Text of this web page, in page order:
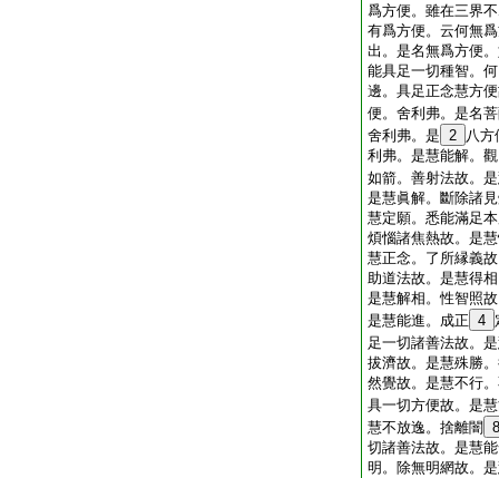
爲方便。雖在三界
有爲方便。云何無
出。是名無爲方便
能具足一切種智。
邊。具足正念慧方
便。舍利弗。是名
舍利弗。是 2 八方
利弗。是慧能解。
如箭。善射法故。
是慧眞解。斷除諸
慧定願。悉能滿足
煩惱諸焦熱故。是
慧正念。了所縁義
助道法故。是慧得
是慧解相。性智照
是慧能進。成正 4
足一切諸善法故。
拔濟故。是慧殊勝
然覺故。是慧不行
具一切方便故。是
慧不放逸。捨離闇 8
切諸善法故。是慧
明。除無明網故。